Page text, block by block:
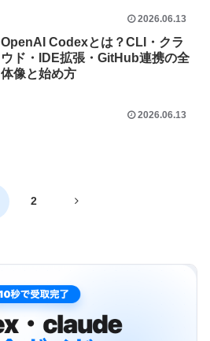
2026.06.13
OpenAI Codexとは？CLI・クラ
ウド・IDE拡張・GitHub連携の全
体像と始め方
2026.06.13
2 次